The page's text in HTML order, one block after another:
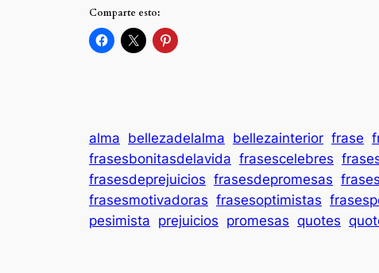
Comparte esto:
alma bellezadelalma bellezainterior frase
frasesbonitasdelavida frasescelebres
frasesdeprejuicios frasesdepromesas
frasesmotivadoras frasesoptimistas
pesimista prejuicios promesas quotes